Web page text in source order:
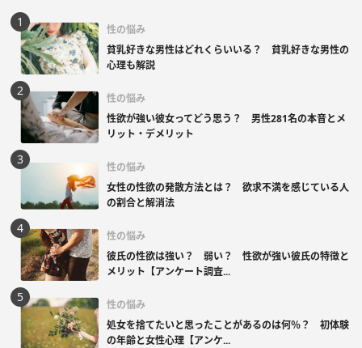
性の悩み
貧乳好きな男性はどれくらいいる？ 貧乳好きな男性の
心理も解説
性の悩み
性欲が強い彼女ってどう思う？ 男性281名の本音とメ
リット・デメリット
性の悩み
女性の性欲の発散方法とは？ 欲求不満を感じている人
の割合と解消法
性の悩み
彼氏の性欲は強い？ 弱い？ 性欲が強い彼氏の特徴と
メリット【アンケート調査...
性の悩み
処女を捨てたいと思ったことがあるのは何％？ 初体験
の年齢と女性心理【アンケ...